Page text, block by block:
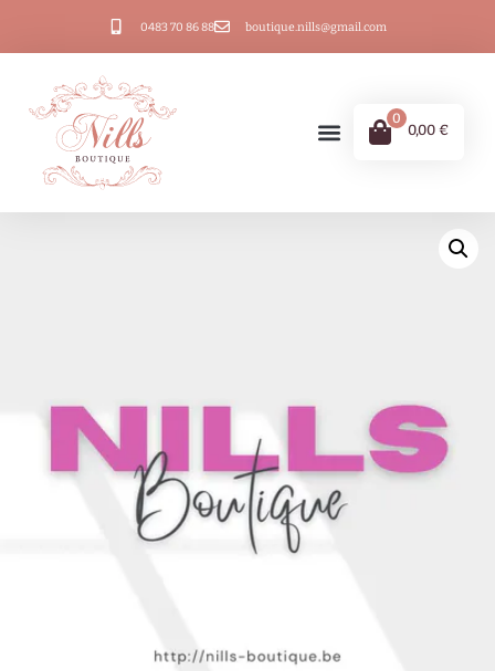
0483 70 86 88 boutique.nills@gmail.com
0
0,00 €